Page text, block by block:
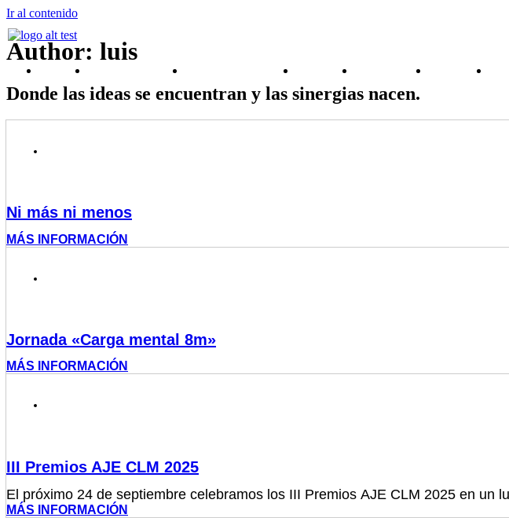
Ir al contenido
Inicio Sobre Nosotros AJEs Provinciales Viveros Formación Eventos
Author: luis
Donde las ideas se encuentran y las sinergias nacen.
Ni más ni menos
MÁS INFORMACIÓN
Jornada «Carga mental 8m»
MÁS INFORMACIÓN
III Premios AJE CLM 2025
El próximo 24 de septiembre celebramos los III Premios AJE CLM 2025 en un
MÁS INFORMACIÓN